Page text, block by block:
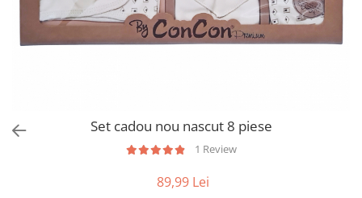
Set cadou nou nascut 8 piese
1 Review
89,99 Lei